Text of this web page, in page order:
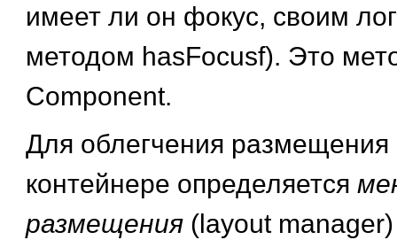
имеет ли он фокус, своим
методом hasFocusf). Это
Component.
Для облегчения размещения
контейнере определяется
размещения (layout